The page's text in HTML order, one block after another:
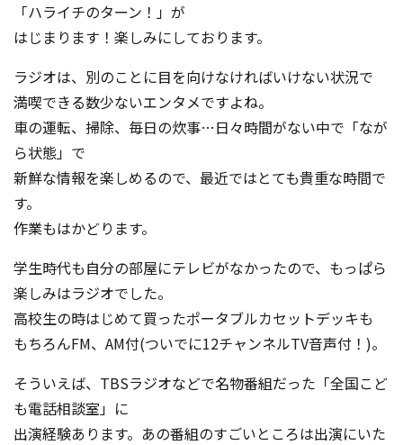
無料掲載お申し込み
掲載内容のご確認はこちら
「ハライチのターン！」が
はじまります！楽しみにしております。
ラジオは、別のことに目を向けなければいけない状況で
満喫できる数少ないエンタメですよね。
車の運転、掃除、毎日の炊事…日々時間がない中で「なが
ら状態」で
新鮮な情報を楽しめるので、最近ではとても貴重な時間で
す。
作業もはかどります。
学生時代も自分の部屋にテレビがなかったので、もっぱら
楽しみはラジオでした。
高校生の時はじめて買ったポータブルカセットデッキも
もちろんFM、AM付(ついでに12チャンネルTV音声付！)。
そういえば、TBSラジオなどで名物番組だった「全国こど
も電話相談室」に
出演経験あります。あの番組のすごいところは出演にいた